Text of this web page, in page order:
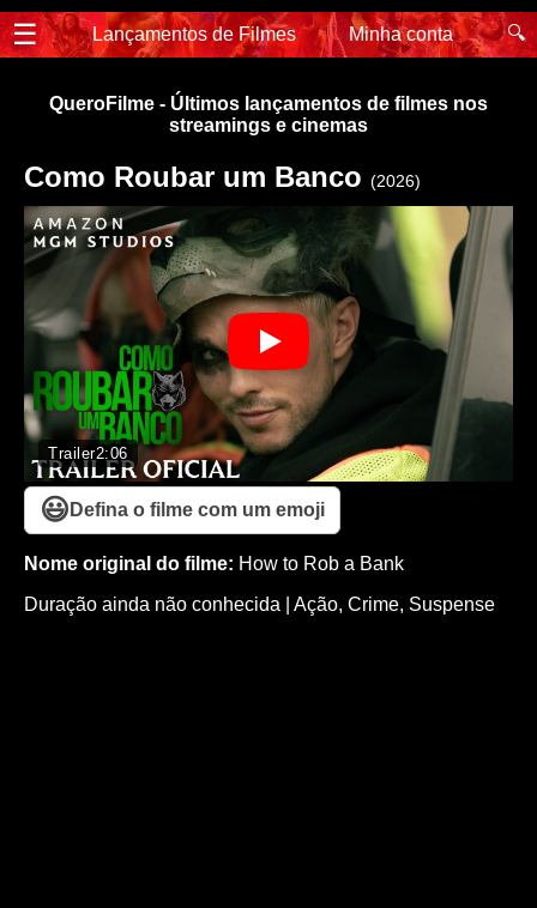
☰ Lançamentos de Filmes Minha conta 🔍
QueroFilme - Últimos lançamentos de filmes nos
streamings e cinemas
Como Roubar um Banco (2026)
Trailer2:06
😃 Defina o filme com um emoji
Nome original do filme: How to Rob a Bank
Duração ainda não conhecida | Ação, Crime, Suspense